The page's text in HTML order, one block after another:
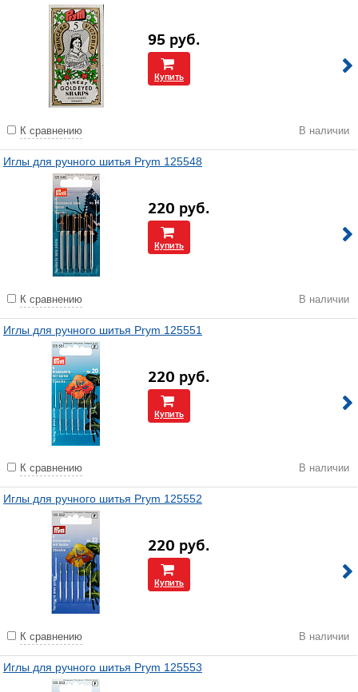
95 руб.
Купить
К сравнению В наличии
Иглы для ручного шитья Prym 125548
220 руб.
Купить
К сравнению В наличии
Иглы для ручного шитья Prym 125551
220 руб.
Купить
К сравнению В наличии
Иглы для ручного шитья Prym 125552
220 руб.
Купить
К сравнению В наличии
Иглы для ручного шитья Prym 125553